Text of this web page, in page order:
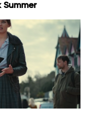
Summer